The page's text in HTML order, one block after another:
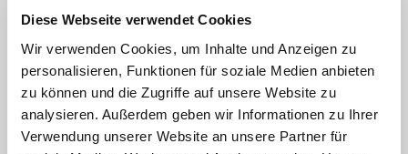
Diese Webseite verwendet Cookies
Wir verwenden Cookies, um Inhalte und Anzeigen zu
personalisieren, Funktionen für soziale Medien anbieten
zu können und die Zugriffe auf unsere Website zu
analysieren. Außerdem geben wir Informationen zu Ihrer
Verwendung unserer Website an unsere Partner für
sexuellem Missbrauch.
Kardinal O'Malley einziger ranghoher
Geistlicher